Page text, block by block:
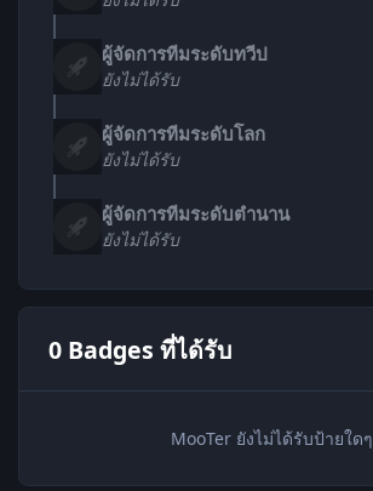
ผู้จัดการทีมระดับทวีป
ยังไม่ได้รับ
ผู้จัดการทีมระดับโลก
ยังไม่ได้รับ
ผู้จัดการทีมระดับตำนาน
ยังไม่ได้รับ
0 Badges ที่ได้รับ
MooTer ยังไม่ได้รับป้ายใดๆ